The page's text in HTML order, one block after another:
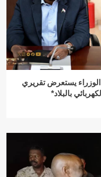
يستعرض تقريري
بالبلاد*